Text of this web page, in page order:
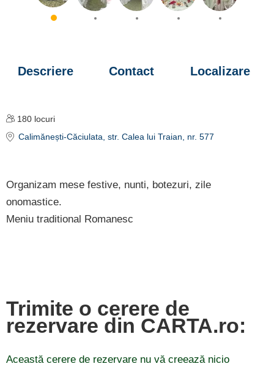
Descriere Contact Localizare
180 locuri
Calimănești-Căciulata , str. Calea lui Traian, nr. 577
Organizam mese festive, nunti, botezuri, zile
onomastice.
Meniu traditional Romanesc
Trimite o cerere de
rezervare din CARTA.ro:
Această cerere de rezervare nu vă creează nicio